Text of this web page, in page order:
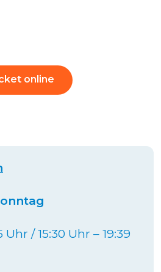
online
Uhr / 15:30 Uhr – 19:39